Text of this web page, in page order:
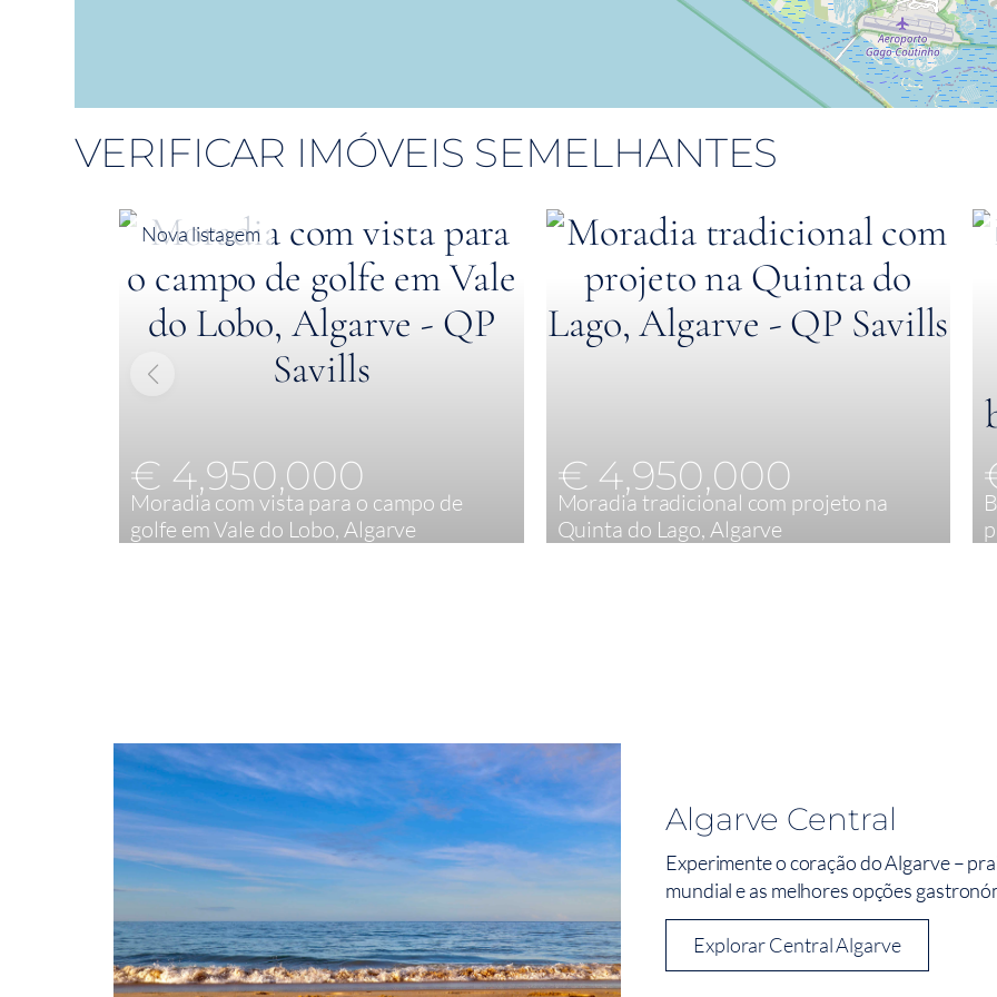
VERIFICAR IMÓVEIS SEMELHANTES
€ 4,950,000
Moradia com vista para o campo de
golfe em Vale do Lobo, Algarve
Nova listagem
€ 4,950,000
Moradia tradicional com projeto na
Quinta do Lago, Algarve
Algarve Central
Experimente o coração do Algarve –
mundial e as melhores opções
Explorar Central Algarve